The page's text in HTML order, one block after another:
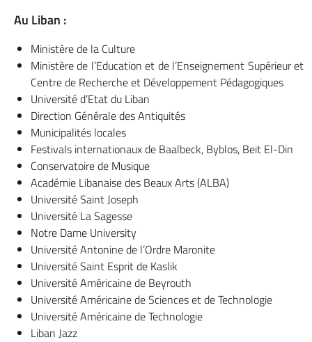
Au Liban :
Ministère de la Culture
Ministère de l’Education et de l’Enseignement Supérieur et
Centre de Recherche et Développement Pédagogiques
Université d’Etat du Liban
Direction Générale des Antiquités
Municipalités locales
Festivals internationaux de Baalbeck, Byblos, Beit El-Din
Conservatoire de Musique
Académie Libanaise des Beaux Arts (ALBA)
Université Saint Joseph
Université La Sagesse
Notre Dame University
Université Antonine de l’Ordre Maronite
Université Saint Esprit de Kaslik
Université Américaine de Beyrouth
Université Américaine de Sciences et de Technologie
Université Américaine de Technologie
Liban Jazz